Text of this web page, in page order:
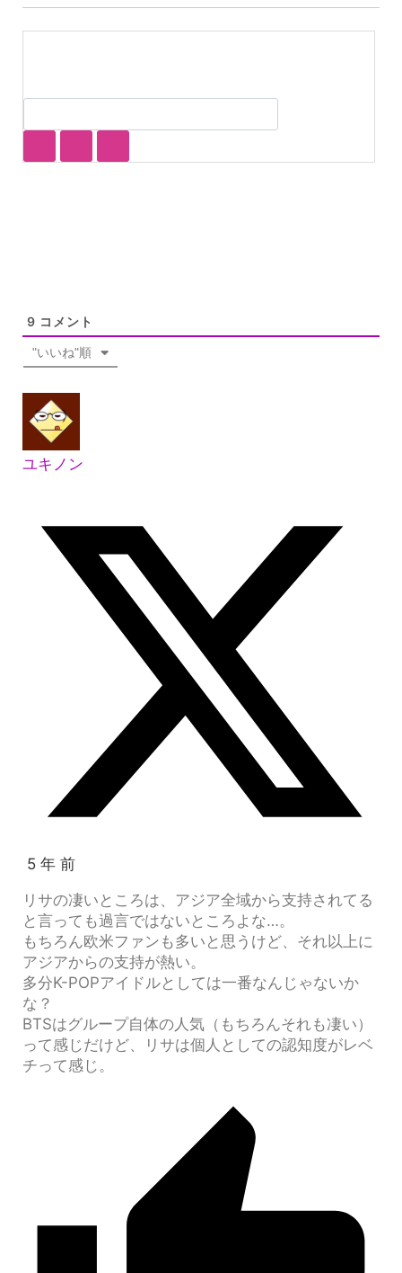
9 コメント
"いいね"順
ユキノン
5 年 前
リサの凄いところは、アジア全域から支持されてる
と言っても過言ではないところよな…。
もちろん欧米ファンも多いと思うけど、それ以上に
アジアからの支持が熱い。
多分K-POPアイドルとしては一番なんじゃないか
な？
BTSはグループ自体の人気（もちろんそれも凄い）
って感じだけど、リサは個人としての認知度がレベ
チって感じ。